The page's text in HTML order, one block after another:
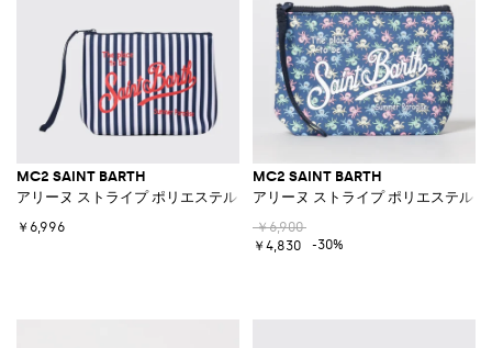
MC2 SAINT BARTH
アリーヌ ストライプ ポリエステル ポーチ
￥6,996
MC2 SAINT BARTH
アリーヌ ストライプ ポリエステル
￥6,900
￥4,830
-30%